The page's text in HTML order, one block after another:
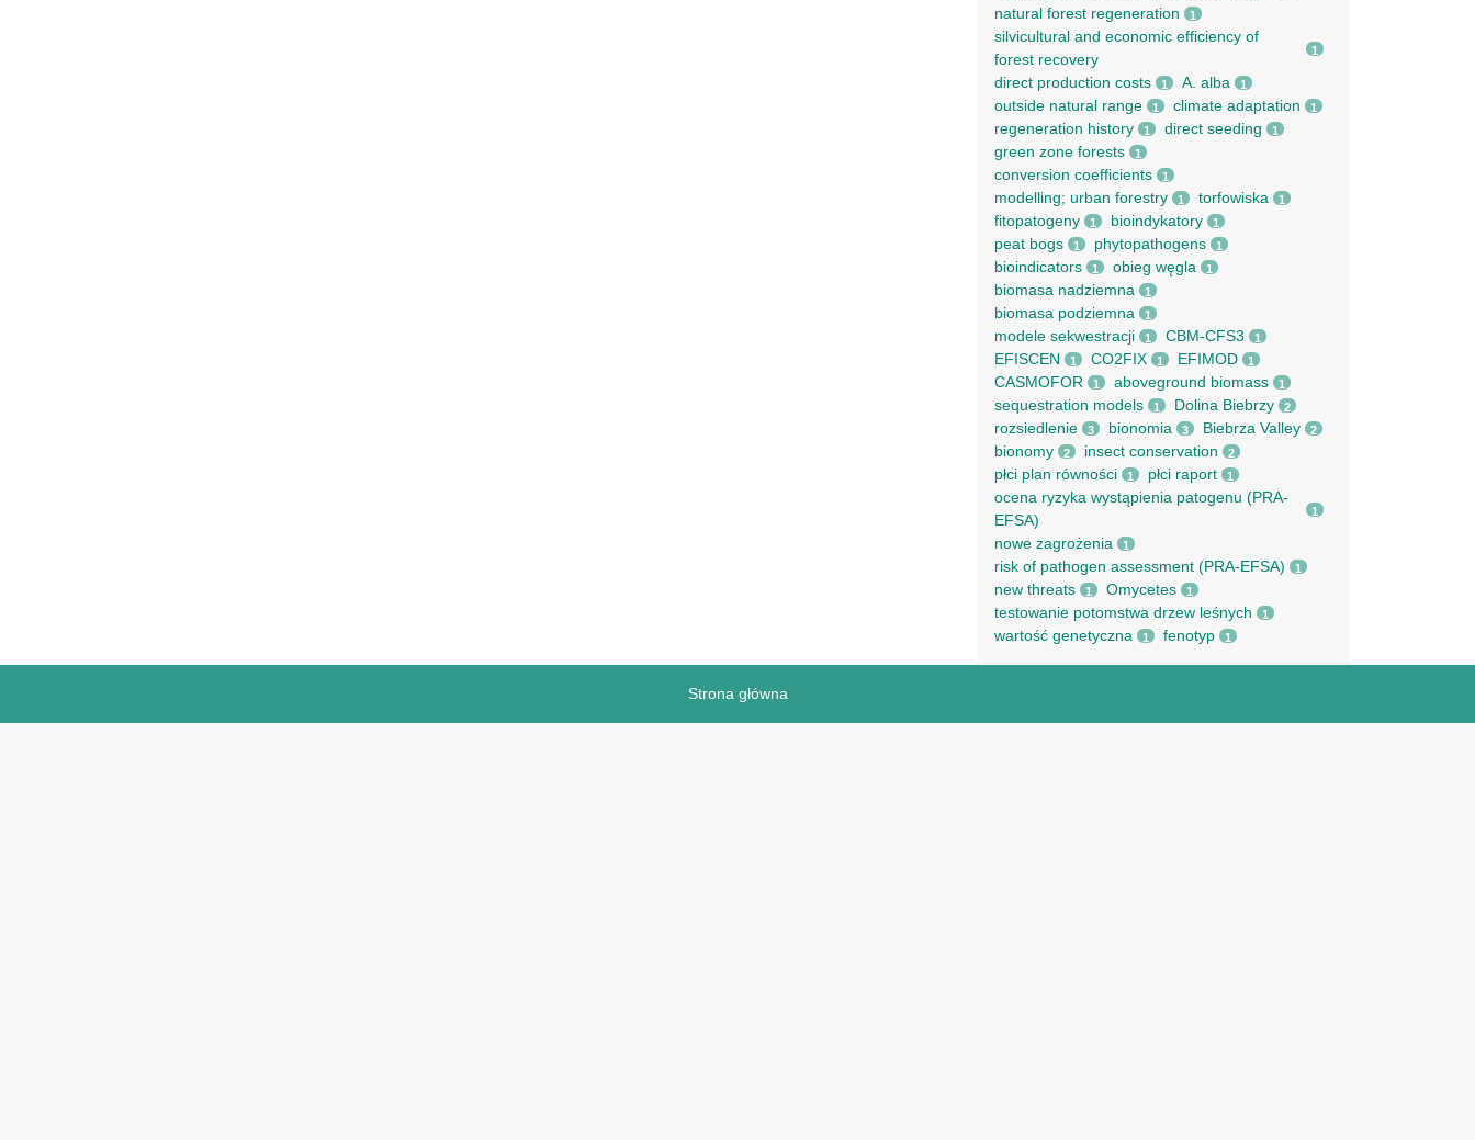
natural forest regeneration 1
silvicultural and economic efficiency of
forest recovery
1
direct production costs 1 A. alba 1
outside natural range 1 climate adaptation 1
regeneration history 1 direct seeding 1
green zone forests 1
conversion coefficients 1
modelling; urban forestry 1 torfowiska 1
fitopatogeny 1 bioindykatory 1
peat bogs 1 phytopathogens 1
bioindicators 1 obieg węgla 1
biomasa nadziemna 1
biomasa podziemna 1
modele sekwestracji 1 CBM-CFS3 1
EFISCEN 1 CO2FIX 1 EFIMOD 1
CASMOFOR 1 aboveground biomass 1
sequestration models 1 Dolina Biebrzy 2
rozsiedlenie 3 bionomia 3 Biebrza Valley 2
bionomy 2 insect conservation 2
płci plan równości 1 płci raport 1
ocena ryzyka wystąpienia patogenu (PRA-
EFSA)
1
nowe zagrożenia 1
risk of pathogen assessment (PRA-EFSA) 1
new threats 1 Omycetes 1
testowanie potomstwa drzew leśnych 1
wartość genetyczna 1 fenotyp 1
Strona główna